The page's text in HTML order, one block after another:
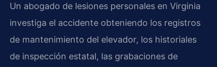
Un abogado de lesiones personales en Virginia
investiga el accidente obteniendo los registros
de mantenimiento del elevador, los historiales
de inspección estatal, las grabaciones de